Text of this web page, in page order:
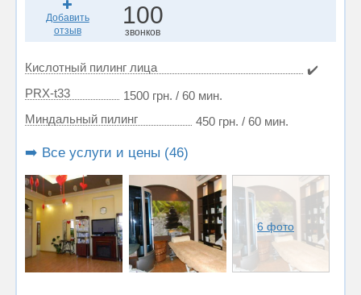
Добавить
отзыв
100
звонков
Кислотный пилинг лица
✔️
PRX-t33
1500 грн. / 60 мин.
Миндальный пилинг
450 грн. / 60 мин.
➡️ Все услуги и цены (46)
6 фото